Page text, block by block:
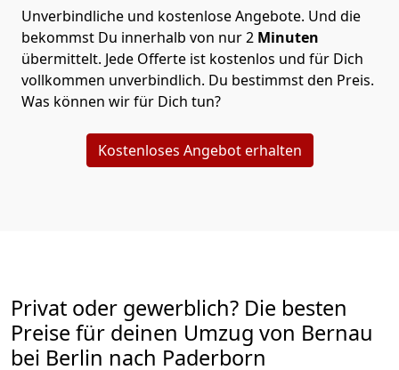
Unverbindliche und kostenlose Angebote. Und die
bekommst Du innerhalb von nur2 Minuten
übermittelt. Jede Offerte ist kostenlos und für Dich
vollkommen unverbindlich. Du bestimmst den Preis.
Was können wir für Dich tun?
Kostenloses Angebot erhalten
Privat oder gewerblich? Die besten
Preise für deinen Umzug von Bernau
bei Berlin nach Paderborn